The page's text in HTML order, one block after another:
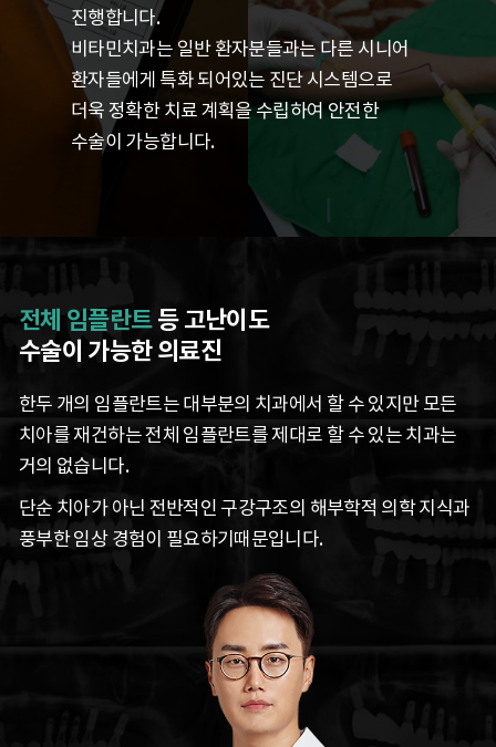
진행합니다.
비타민치과는 일반 환자분들과는 다른 시니어
환자들에게 특화 되어있는 진단 시스템으로
더욱 정확한 치료 계획을 수립하여 안전한
수술이 가능합니다.
전체 임플란트등 고난이도
수술이 가능한 의료진
한두 개의 임플란트는 대부분의 치과에서 할 수 있지만 모든
치아를 재건하는 전체 임플란트를제대로 할 수 있는 치과는
거의 없습니다.
단순 치아가 아닌 전반적인 구강구조의 해부학적 의학 지식과
풍부한 임상 경험이 필요하기 때문입니다.